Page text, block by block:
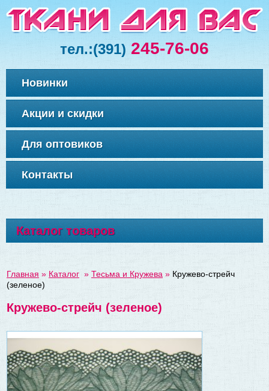
тел.:(391) 245-76-06
Новинки
Акции и скидки
Для оптовиков
Контакты
Каталог товаров
Главная » Каталог » Тесьма и Кружева » Кружево-стрейч
(зеленое)
Кружево-стрейч (зеленое)